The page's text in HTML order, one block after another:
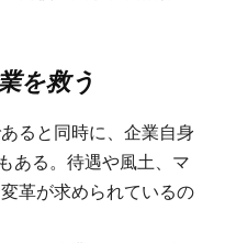
を救う
ると同時に、企業自身
ある。待遇や風土、マ
革が求められているの